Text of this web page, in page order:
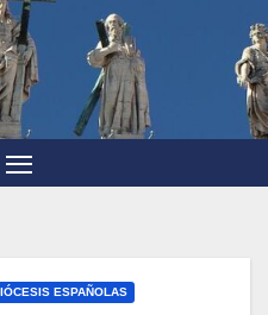
ESPAÑOLAS